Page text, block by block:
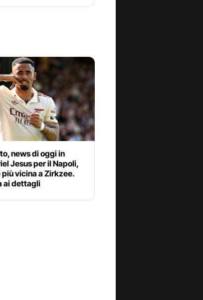
news di oggi in
Jesus per il Napoli,
vicina a Zirkzee.
ai dettagli